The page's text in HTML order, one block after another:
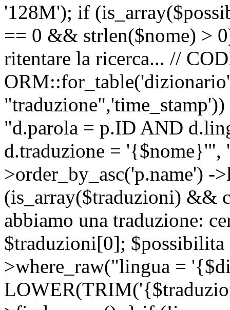
'128M'); if
== 0 && strlen($nome) >
ritentare la ricerca... //
"d.parola = p.ID AND
d.traduzione = '{$nome}'",
>order_by_asc('p.name')
(is_array($traduzioni) &&
abbiamo una traduzione:
$traduzioni[0];
>where_raw("lingua =